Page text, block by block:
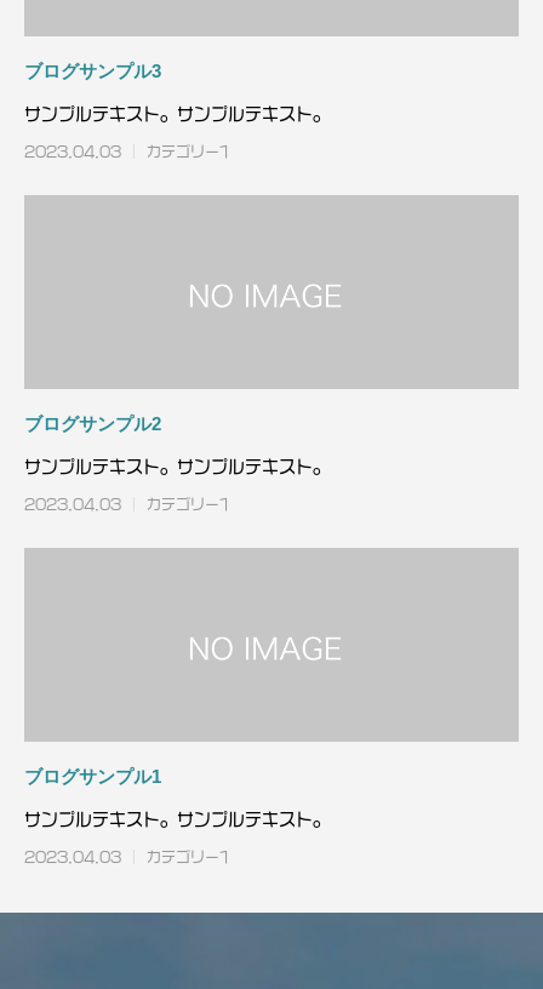
ブログサンプル3
サンプルテキスト。サンプルテキスト。
2023.04.03 カテゴリー1
ブログサンプル2
サンプルテキスト。サンプルテキスト。
2023.04.03 カテゴリー1
ブログサンプル1
サンプルテキスト。サンプルテキスト。
2023.04.03 カテゴリー1